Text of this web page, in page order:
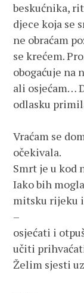
beskućnika,
djece koja se
ne obraćam
se krećem.
obogaćuje na
ali osjećam…
odlasku
Vraćam se
očekivala.
Smrt je u kod
Iako bih
mitsku rijeku
–
osjećati i
učiti
Želim sjesti